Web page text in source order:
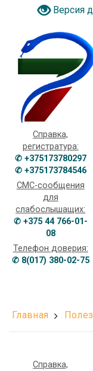
Версия
Справка,
регистратура:
✆ +375173780297
✆ +375173784546
СМС-сообщения
для
слабослышащих:
✆ +375 44 766-01-
08
Телефон доверия:
✆ 8(017) 380-02-75
Главная
Справка,